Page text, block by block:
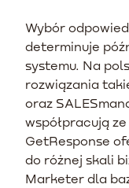
Wybór
determinuje
systemu. Na
rozwiązania
oraz
współpracują
GetResponse
do różnej skali
Marketer dla